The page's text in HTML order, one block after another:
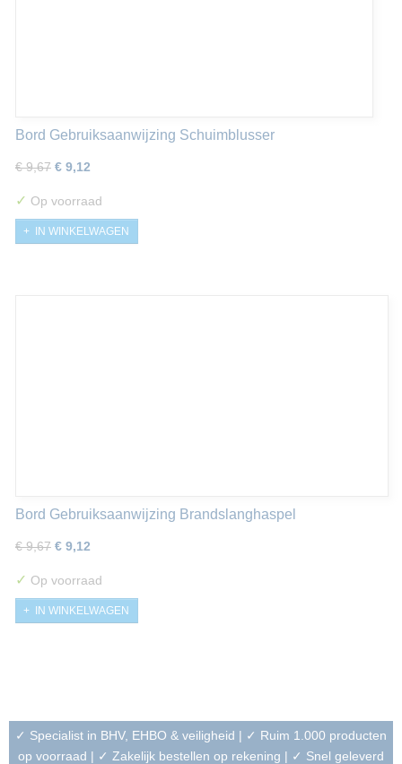
Bord Gebruiksaanwijzing Schuimblusser
€ 9,67 € 9,12
✓ Op voorraad
IN WINKELWAGEN
Bord Gebruiksaanwijzing Brandslanghaspel
€ 9,67 € 9,12
✓ Op voorraad
IN WINKELWAGEN
✓ Specialist in BHV, EHBO & veiligheid | ✓ Ruim 1.000 producten
op voorraad | ✓ Zakelijk bestellen op rekening | ✓ Snel geleverd